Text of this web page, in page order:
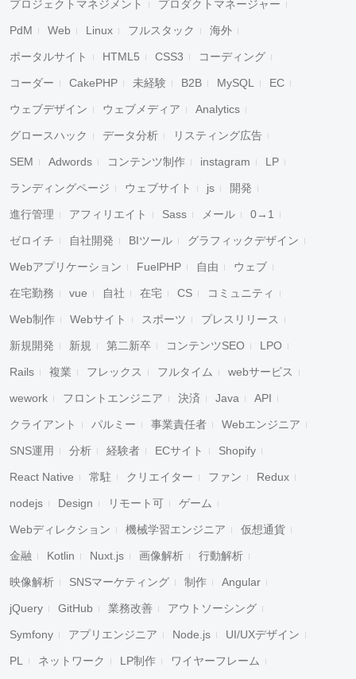
プロジェクトマネジメント プロダクトマネージャー
PdM Web Linux フルスタック 海外
ポータルサイト HTML5 CSS3 コーディング
コーダー CakePHP 未経験 B2B MySQL EC
ウェブデザイン ウェブメディア Analytics
グロースハック データ分析 リスティング広告
SEM Adwords コンテンツ制作 instagram LP
ランディングページ ウェブサイト js 開発
進行管理 アフィリエイト Sass メール 0→1
ゼロイチ 自社開発 BIツール グラフィックデザイン
Webアプリケーション FuelPHP 自由 ウェブ
在宅勤務 vue 自社 在宅 CS コミュニティ
Web制作 Webサイト スポーツ プレスリリース
新規開発 新規 第二新卒 コンテンツSEO LPO
Rails 複業 フレックス フルタイム webサービス
wework フロントエンジニア 決済 Java API
クライアント パルミー 事業責任者 Webエンジニア
SNS運用 分析 経験者 ECサイト Shopify
React Native 常駐 クリエイター ファン Redux
nodejs Design リモート可 ゲーム
Webディレクション 機械学習エンジニア 仮想通貨
金融 Kotlin Nuxt.js 画像解析 行動解析
映像解析 SNSマーケティング 制作 Angular
jQuery GitHub 業務改善 アウトソーシング
Symfony アプリエンジニア Node.js UI/UXデザイン
PL ネットワーク LP制作 ワイヤーフレーム